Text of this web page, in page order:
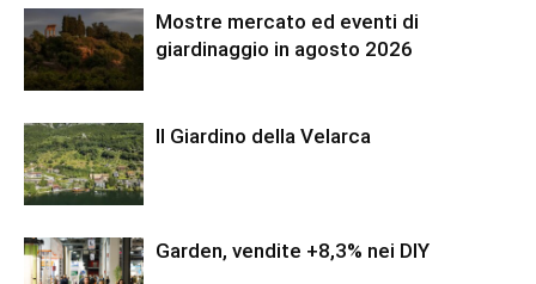
Mostre mercato ed eventi di
giardinaggio in agosto 2026
Il Giardino della Velarca
Garden, vendite +8,3% nei DIY